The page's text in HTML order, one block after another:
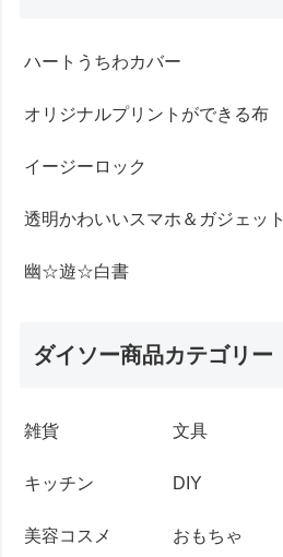
ハートうちわカバー
オリジナルプリントができる布
イージーロック
透明かわいいスマホ＆ガジェット
幽☆遊☆白書
ダイソー商品カテゴリー
雑貨 文具
キッチン DIY
美容コスメ おもちゃ